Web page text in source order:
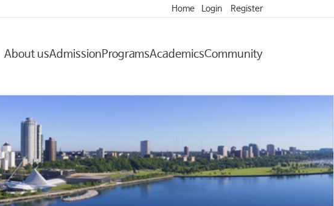
Home Login Register
About usAdmission ProgramsAcademicsCommunity